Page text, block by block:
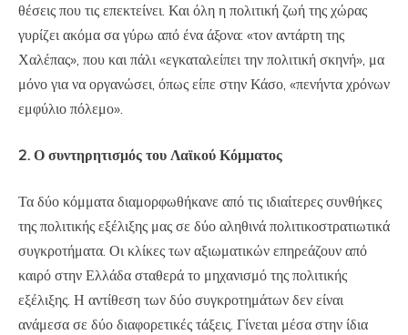
θέσεις που τις επεκτείνει. Και όλη η πολιτική ζωή της χώρας
γυρίζει ακόμα σα γύρω από ένα άξονα: «τον αντάρτη της
Χαλέπας», που και πάλι «εγκαταλείπει την πολιτική σκηνή», μα
μόνο για να οργανώσει, όπως είπε στην Κάσο, «πενήντα χρόνων
εμφύλιο πόλεμο».
2. Ο συντηρητισμός του Λαϊκού Κόμματος
Τα δύο κόμματα διαμορφωθήκανε από τις ιδιαίτερες συνθήκες
της πολιτικής εξέλιξης μας σε δύο αληθινά πολιτικοστρατιωτικά
συγκροτήματα. Οι κλίκες των αξιωματικών επηρεάζουν από
καιρό στην Ελλάδα σταθερά το μηχανισμό της πολιτικής
εξέλιξης. Η αντίθεση των δύο συγκροτημάτων δεν είναι
ανάμεσα σε δύο διαφορετικές τάξεις. Γίνεται μέσα στην ίδια